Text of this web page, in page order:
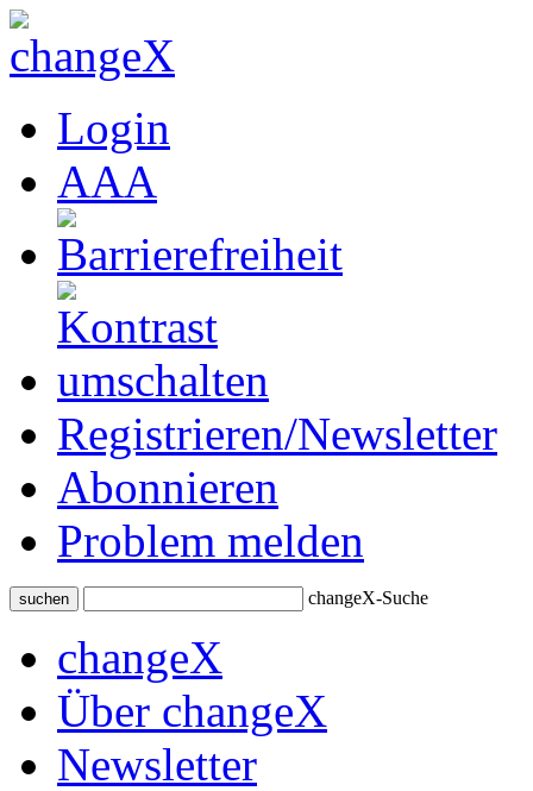
Login
AAA
Registrieren/Newsletter
Abonnieren
Problem melden
suchen changeX-Suche
changeX
Über changeX
Newsletter